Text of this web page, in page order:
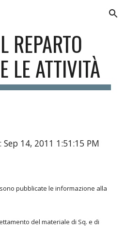
Skip to navigation
REPARTO
LE ATTIVITÀ
14, 2011 1:51:15 PM
pubblicate le informazione alla
del materiale di Sq. e di